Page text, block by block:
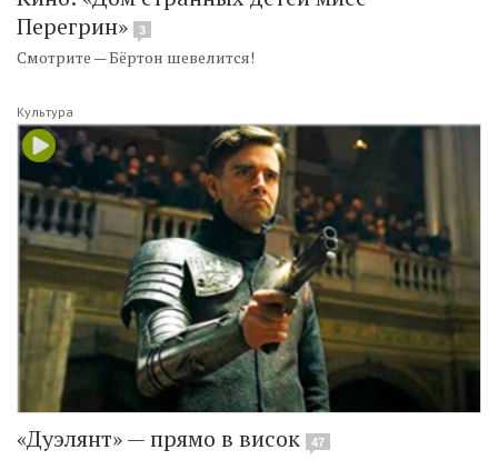
Перегрин»
3
Смотрите — Бёртон шевелится!
Культура
«Дуэлянт» — прямо в висок 47